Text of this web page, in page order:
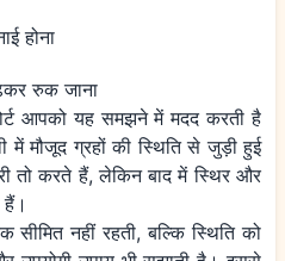
होना
रुक जाना
आपको यह समझने में मदद करती है
मौजूद ग्रहों की स्थिति से जुड़ी हुई
तो करते हैं, लेकिन बाद में स्थिर और
सीमित नहीं रहती, बल्कि स्थिति को